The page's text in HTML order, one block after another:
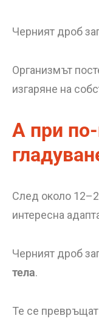
Черният дроб
Организмът
изгаряне на
А при
След около
интересна
Черният дроб
тела.
Те се превръщат